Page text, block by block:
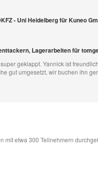
- Uni Heidelberg für Kuneo
Lagerarbeiten für
super geklappt. Yannick ist
gut umgesetzt, wir buchen ihn
mit etwa 300 Teilnehmern